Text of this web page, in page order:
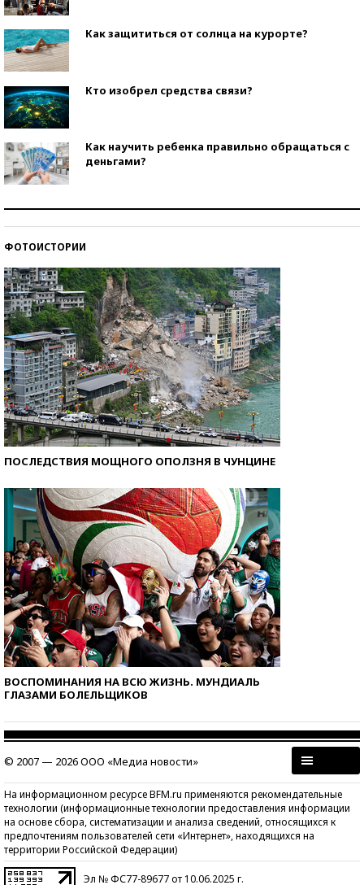
Как защититься от солнца на курорте?
Кто изобрел средства связи?
Как научить ребенка правильно обращаться с
деньгами?
ФОТОИСТОРИИ
ПОСЛЕДСТВИЯ МОЩНОГО ОПОЛЗНЯ В ЧУНЦИНЕ
ВОСПОМИНАНИЯ НА ВСЮ ЖИЗНЬ. МУНДИАЛЬ
ГЛАЗАМИ БОЛЕЛЬЩИКОВ
© 2007 — 2026 ООО «Медиа новости»
На информационном ресурсе BFM.ru применяются рекомендательные
технологии (информационные технологии предоставления информации
на основе сбора, систематизации и анализа сведений, относящихся к
предпочтениям пользователей сети «Интернет», находящихся на
территории Российской Федерации)
Эл № ФС77-89677 от 10.06.2025 г.